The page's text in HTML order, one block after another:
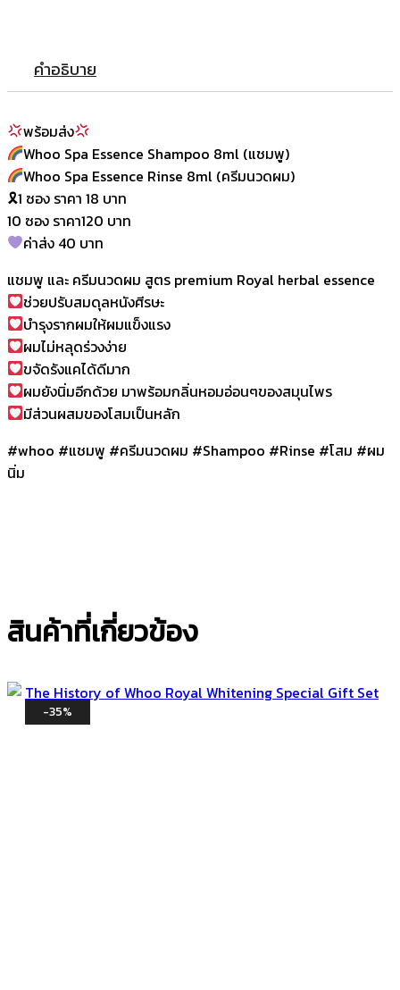
คำอธิบาย
พร้อมส่ง
Whoo Spa Essence Shampoo 8ml (แชมพู)
Whoo Spa Essence Rinse 8ml (ครีมนวดผม)
🎗1 ซอง ราคา 18 บาท
10 ซอง ราคา120 บาท
ค่าส่ง 40 บาท
แชมพู และ ครีมนวดผม สูตร premium Royal herbal essence
ช่วยปรับสมดุลหนังศีรษะ
บำรุงรากผมให้ผมแข็งแรง
ผมไม่หลุดร่วงง่าย
ขจัดรังแคได้ดีมาก
ผมยังนิ่มอีกด้วย มาพร้อมกลิ่นหอมอ่อนๆของสมุนไพร
มีส่วนผสมของโสมเป็นหลัก
#whoo #แชมพู #ครีมนวดผม #Shampoo #Rinse #โสม #ผม
นิ่ม
สินค้าที่เกี่ยวข้อง
-35%